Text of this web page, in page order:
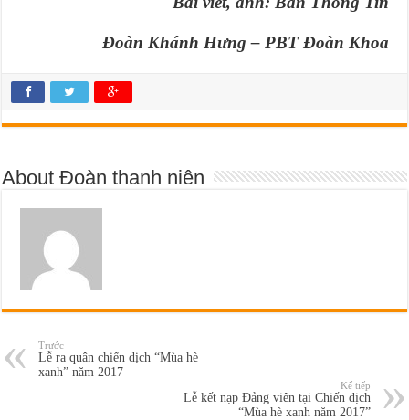
Đoàn Khánh Hưng – PBT Đoàn Khoa
About Đoàn thanh niên
Trước
Lễ ra quân chiến dịch “Mùa hè
xanh” năm 2017
Kế tiếp
Lễ kết nạp Đảng viên tại Chiến dịch
“Mùa hè xanh năm 2017”